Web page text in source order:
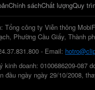
Chính sáchChất lượngQuy
Tổng công ty Viễn thông
Phường Cầu Giấy, Thành
- Email:
kinh doanh: 0100686209-087
đầu ngày ngày 29/10/2008,